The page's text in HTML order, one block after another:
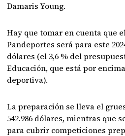
Damaris Young.
Hay que tomar en cuenta que
Pandeportes será para este
dólares (el 3,6 % del
Educación, que está por
deportiva).
La preparación se lleva el
542.986 dólares, mientras que
para cubrir competiciones